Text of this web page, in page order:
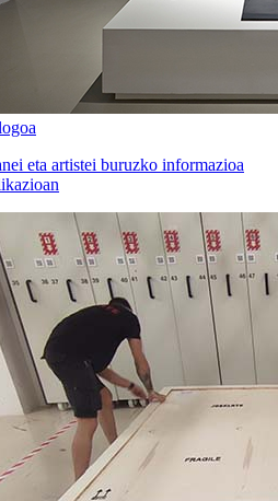
eta artistei buruzko informazioa